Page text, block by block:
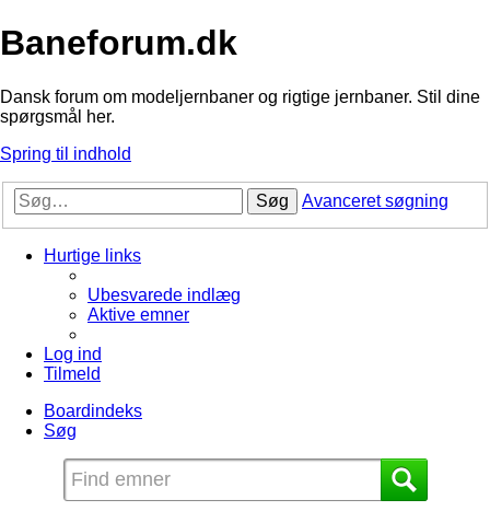
Baneforum.dk
Dansk forum om modeljernbaner og rigtige jernbaner. Stil dine
spørgsmål her.
Spring til indhold
Søg Avanceret søgning
Hurtige links
Ubesvarede indlæg
Aktive emner
Log ind
Tilmeld
Boardindeks
Søg